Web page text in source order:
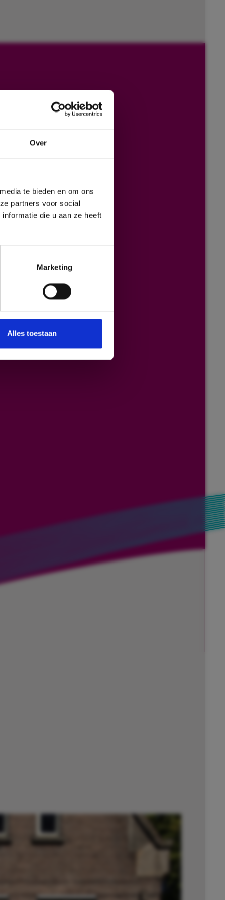
Over
te bieden en om ons
partners voor social
die u aan ze heeft
Marketing
Alles toestaan